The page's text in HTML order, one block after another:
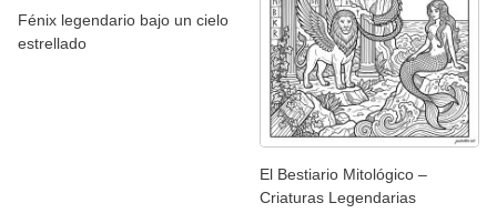
Fénix legendario bajo un cielo
estrellado
El Bestiario Mitológico –
Criaturas Legendarias